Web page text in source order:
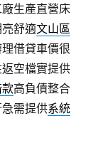
廠生產直營床
舒適文山區
借貸車價很
空檔實提供
高負債整合
需提供系統